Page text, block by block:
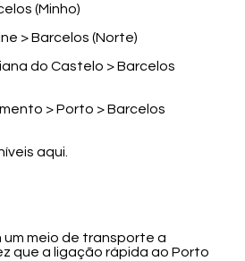
(Minho)
> Barcelos (Norte)
do Castelo > Barcelos
> Porto > Barcelos
aqui.
um meio de transporte a
que a ligação rápida ao Porto